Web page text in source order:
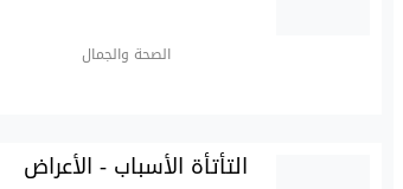
الصحة والجمال
التأتأة الأسباب - الأعراض